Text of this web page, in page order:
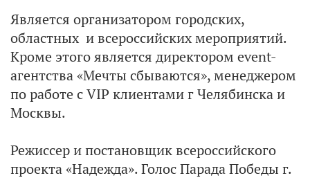
Является организатором городских,
областных и всероссийских мероприятий.
Кроме этого является директором event-
агентства «Мечты сбываются», менеджером
по работе с VIP клиентами г Челябинска и
Москвы.
Режиссер и постановщик всероссийского
проекта «Надежда». Голос Парада Победы г.